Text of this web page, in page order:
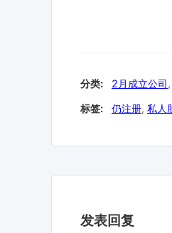
分类: 2月成立公司,
标签: 仍注册, 私人
发表回复